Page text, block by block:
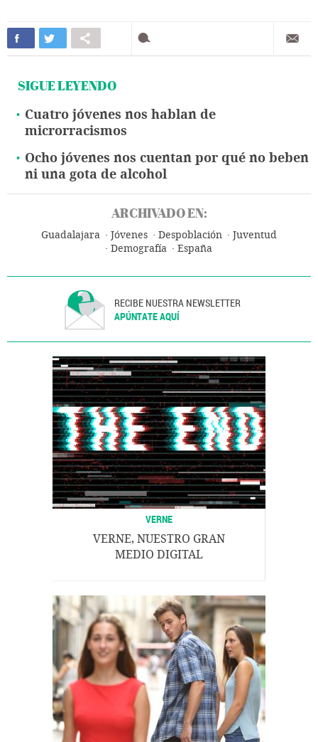
SIGUE LEYENDO
Cuatro jóvenes nos hablan de
microrracismos
Ocho jóvenes nos cuentan por qué no beben
ni una gota de alcohol
ARCHIVADO EN:
Guadalajara Jóvenes Despoblación
Juventud
Demografía
España
RECIBE NUESTRA NEWSLETTER
APÚNTATE AQUÍ
VERNE
VERNE, NUESTRO GRAN
MEDIO DIGITAL